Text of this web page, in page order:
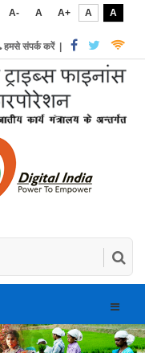
A- A A+ A
A
हमसे संपर्क करें|
Toggle